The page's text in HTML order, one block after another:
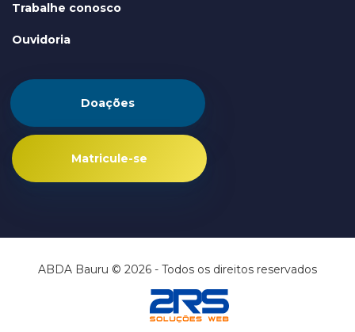
Trabalhe conosco
Ouvidoria
Doações
Matricule-se
ABDA Bauru © 2026 - Todos os direitos reservados